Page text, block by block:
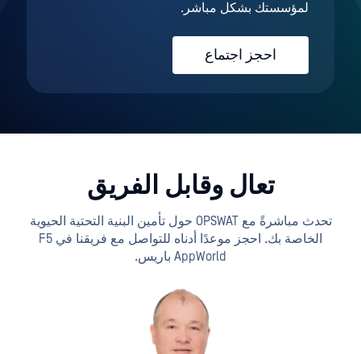
لمؤسستك بشكل مباشر.
احجز اجتماع
تعال وقابل الفريق
تحدث مباشرةً مع OPSWAT حول تأمين البنية التحتية الحيوية
الخاصة بك. احجز موعدًا أدناه للتواصل مع فريقنا في F5
AppWorld باريس.